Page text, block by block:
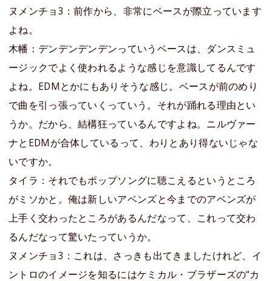
ヌメンチョ3：前作から、非常にベースが際立っています
よね。
木幡：デンデンデンデンっていうベースは、ダンスミュ
ージックでよく使われるような感じを意識してるんです
よね。EDMとかにもありそうな感じ。ベースが前のめり
で曲を引っ張っていくっていう。それが踊れる理由とい
うか。だから、結構狂っているんですよね。ニルヴァー
ナとEDMが合体しているって、わりとあり得ないじゃな
いですか。
タイラ：それでもポップソングに聴こえるというところ
がミソかと。俺は新しいアベンズと今までのアベンズが
上手く交わったところがあるんだなって、これって交わ
るんだなって驚いたっていうか。
ヌメンチョ3：これは、さっきも出てきましたけれど、イ
ントロのイメージを知るにはケミカル・ブラザーズの“カ